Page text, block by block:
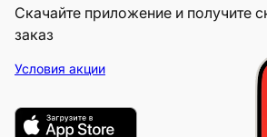
Скачайте приложение и получите
заказ
Условия акции